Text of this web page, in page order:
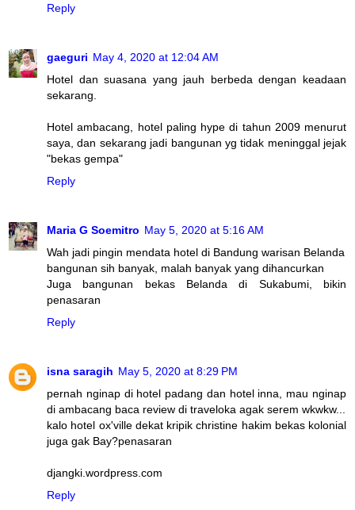
Reply
gaeguri May 4, 2020 at 12:04 AM
Hotel dan suasana yang jauh berbeda dengan keadaan
sekarang.
Hotel ambacang, hotel paling hype di tahun 2009 menurut
saya, dan sekarang jadi bangunan yg tidak meninggal jejak
"bekas gempa"
Reply
Maria G Soemitro May 5, 2020 at 5:16 AM
Wah jadi pingin mendata hotel di Bandung warisan Belanda
bangunan sih banyak, malah banyak yang dihancurkan
Juga bangunan bekas Belanda di Sukabumi, bikin
penasaran
Reply
isna saragih May 5, 2020 at 8:29 PM
pernah nginap di hotel padang dan hotel inna, mau nginap
di ambacang baca review di traveloka agak serem wkwkw...
kalo hotel ox'ville dekat kripik christine hakim bekas kolonial
juga gak Bay?penasaran
djangki.wordpress.com
Reply